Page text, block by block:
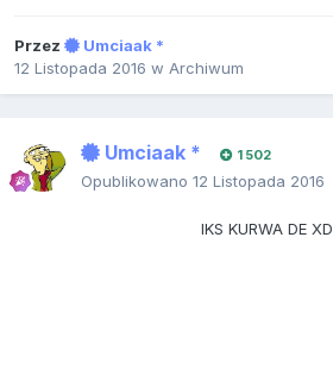
Przez
Umciaak *
12 Listopada 2016 w Archiwum
Umciaak * 1 502
Opublikowano 12 Listopada 2016
IKS KURWA DE XD